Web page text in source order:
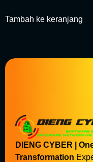
Tambah ke keranjang
DIENG CYBER |
Transformation